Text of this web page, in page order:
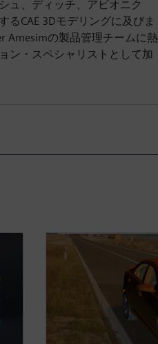
ュ、ディッチ、アビオニク
るCAE 3Dモデリングに及びま
Amesimの製品管理チームに熱
ン・スペシャリストとして加